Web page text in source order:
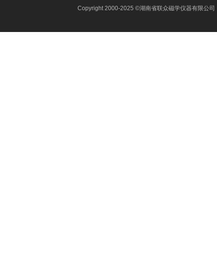
Copyright 2000-2025 ©湖南省联众磁学仪器有限公